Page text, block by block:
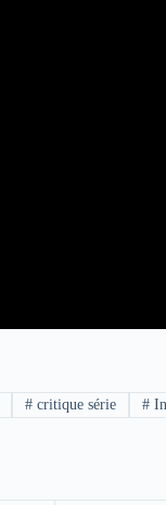
# critique série #In